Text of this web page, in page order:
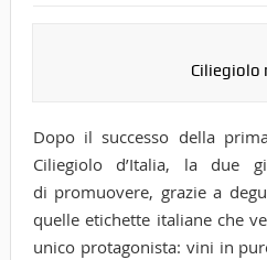
Ciliegiolo
Dopo il successo della
Ciliegiolo d’Italia, la due
di promuovere, grazie a
quelle etichette italiane che
unico protagonista: vini in